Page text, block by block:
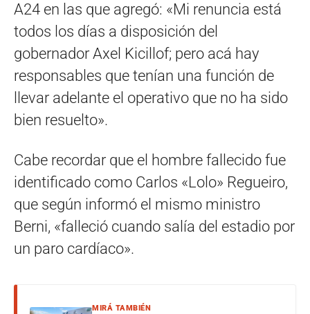
A24 en las que agregó: «Mi renuncia está
todos los días a disposición del
gobernador Axel Kicillof; pero acá hay
responsables que tenían una función de
llevar adelante el operativo que no ha sido
bien resuelto».
Cabe recordar que el hombre fallecido fue
identificado como Carlos «Lolo» Regueiro,
que según informó el mismo ministro
Berni, «falleció cuando salía del estadio por
un paro cardíaco».
MIRÁ TAMBIÉN